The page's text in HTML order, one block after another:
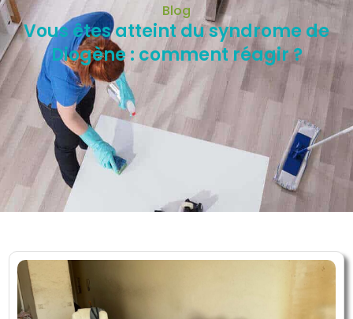
Blog
Vous êtes atteint du syndrome de
Diogène : comment réagir ?